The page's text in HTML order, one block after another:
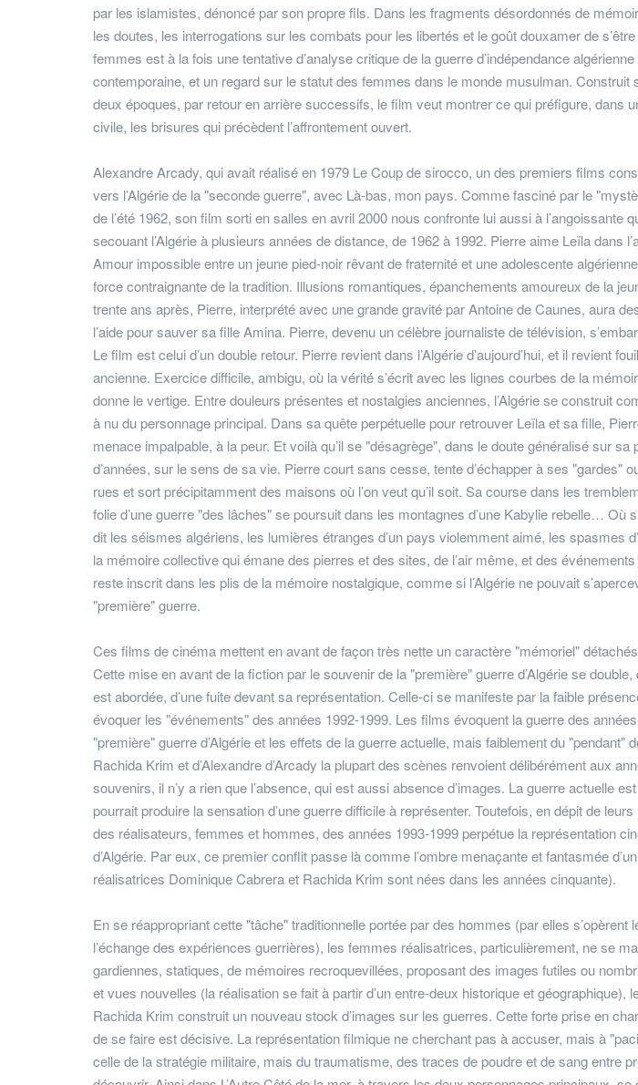
par les islamistes, dénoncé par son propre fils. Dans les fragments désordonnés de
les doutes, les interrogations sur les combats pour les libertés et le goût douxamer de
femmes est à la fois une tentative d’analyse critique de la guerre d’indépendance algérienne
contemporaine, et un regard sur le statut des femmes dans le monde musulman.
deux époques, par retour en arrière successifs, le film veut montrer ce qui préfigure, dans
civile, les brisures qui précèdent l’affrontement ouvert.
Alexandre Arcady, qui avait réalisé en 1979 Le Coup de sirocco, un des premiers films
vers l’Algérie de la "seconde guerre", avec Là-bas, mon pays. Comme fasciné par le
de l’été 1962, son film sorti en salles en avril 2000 nous confronte lui aussi à l’angoissante
secouant l’Algérie à plusieurs années de distance, de 1962 à 1992. Pierre aime Leïla dans
Amour impossible entre un jeune pied-noir rêvant de fraternité et une adolescente
force contraignante de la tradition. Illusions romantiques, épanchements amoureux de la
trente ans après, Pierre, interprété avec une grande gravité par Antoine de Caunes, aura
l’aide pour sauver sa fille Amina. Pierre, devenu un célèbre journaliste de télévision,
Le film est celui d’un double retour. Pierre revient dans l’Algérie d’aujourd’hui, et il revient
ancienne. Exercice difficile, ambigu, où la vérité s’écrit avec les lignes courbes de la
donne le vertige. Entre douleurs présentes et nostalgies anciennes, l’Algérie se construit
à nu du personnage principal. Dans sa quête perpétuelle pour retrouver Leïla et sa fille,
menace impalpable, à la peur. Et voilà qu’il se "désagrège", dans le doute généralisé sur
d’années, sur le sens de sa vie. Pierre court sans cesse, tente d’échapper à ses "gardes"
rues et sort précipitamment des maisons où l’on veut qu’il soit. Sa course dans les
folie d’une guerre "des lâches" se poursuit dans les montagnes d’une Kabylie rebelle… Où
dit les séismes algériens, les lumières étranges d’un pays violemment aimé, les spasmes
la mémoire collective qui émane des pierres et des sites, de l’air même, et des
reste inscrit dans les plis de la mémoire nostalgique, comme si l’Algérie ne pouvait
"première" guerre.
Ces films de cinéma mettent en avant de façon très nette un caractère "mémoriel"
Cette mise en avant de la fiction par le souvenir de la "première" guerre d’Algérie se
est abordée, d’une fuite devant sa représentation. Celle-ci se manifeste par la faible
évoquer les "événements" des années 1992-1999. Les films évoquent la guerre des
"première" guerre d’Algérie et les effets de la guerre actuelle, mais faiblement du "pendant"
Rachida Krim et d’Alexandre d’Arcady la plupart des scènes renvoient délibérément aux
souvenirs, il n’y a rien que l’absence, qui est aussi absence d’images. La guerre actuelle
pourrait produire la sensation d’une guerre difficile à représenter. Toutefois, en dépit de
des réalisateurs, femmes et hommes, des années 1993-1999 perpétue la représentation
d’Algérie. Par eux, ce premier conflit passe là comme l’ombre menaçante et fantasmée
réalisatrices Dominique Cabrera et Rachida Krim sont nées dans les années cinquante).
En se réappropriant cette "tâche" traditionnelle portée par des hommes (par elles s’opèrent
l’échange des expériences guerrières), les femmes réalisatrices, particulièrement, ne se
gardiennes, statiques, de mémoires recroquevillées, proposant des images futiles ou
et vues nouvelles (la réalisation se fait à partir d’un entre-deux historique et géographique),
Rachida Krim construit un nouveau stock d’images sur les guerres. Cette forte prise en
de se faire est décisive. La représentation filmique ne cherchant pas à accuser, mais à
celle de la stratégie militaire, mais du traumatisme, des traces de poudre et de sang entre